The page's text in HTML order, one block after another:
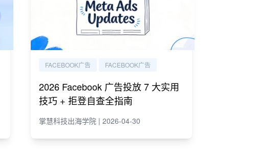
FACEBOOK广告 FACEBOOK广告
2026 Facebook 广告投放 7 大实用
技巧 + 拒登自查全指南
掌慧科技出海学院 | 2026-04-30